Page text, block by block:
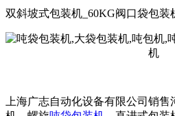
双斜坡式包装机_60KG阀口袋包装
上海广志自动化设备有限公司销